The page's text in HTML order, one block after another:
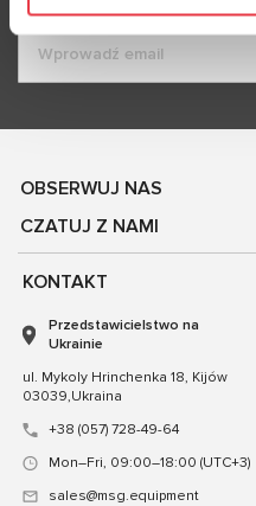
OBSERWUJ NAS
CZATUJ Z NAMI
KONTAKT
Przedstawicielstwo na
Ukrainie
ul. Mykoly Hrinchenka 18, Kijów
03039,Ukraina
+38 (057) 728-49-64
Mon–Fri, 09:00–18:00 (UTC+3)
sales@msg.equipment